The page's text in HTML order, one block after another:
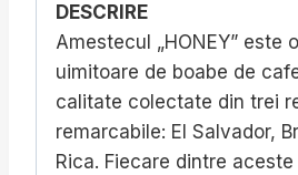
DESCRIRE
Amestecul „HONEY” este
uimitoare de boabe de
calitate colectate din trei
remarcabile: El Salvador,
Rica. Fiecare dintre